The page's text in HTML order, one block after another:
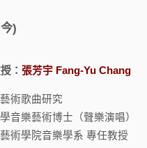
)
： 張芳宇 Fang-Yu Chang
術歌曲研究
音樂藝術博士（聲樂演唱）
術學院音樂學系 專任教授